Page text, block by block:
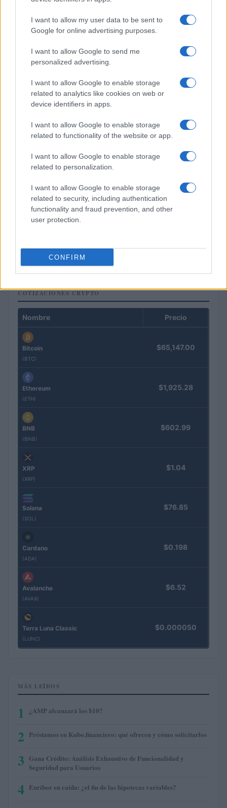
I want to allow my user data to be sent to
Google for online advertising purposes.
I want to allow Google to send me
personalized advertising.
I want to allow Google to enable storage
related to analytics like cookies on web or
device identifiers in apps.
I want to allow Google to enable storage
related to functionality of the website or app.
I want to allow Google to enable storage
related to personalization.
I want to allow Google to enable storage
related to security, including authentication
functionality and fraud prevention, and other
user protection.
CONFIRM
El Ibex 35 alcanza máximos históricos: ¿Qué está impulsando
esta subida?
COTIZACIONES CRYPTO
Nombre Precio
Bitcoin
(BTC)
$65,147.00
Ethereum
(ETH)
$1,925.28
BNB
(BNB)
$602.99
XRP
(XRP)
$1.04
Solana
(SOL)
$76.85
Cardano
(ADA)
$0.198
Avalanche
(AVAX)
$6.52
Terra Luna Classic
(LUNC)
$0.000050
MÁS LEÍDOS
1 ¿AMP alcanzará los $10?
2 Préstamos en Kubo.financiero: qué ofrecen y cómo solicitarlos
3 Gana Crédito: Análisis Exhaustivo de Funcionalidad y
Seguridad para Usuarios
4 Euríbor en caída: ¿el fin de las hipotecas variables?